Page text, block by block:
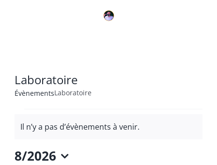
Laboratoire
ÉvènementsLaboratoire
Notice
Il n’y a pas d’évènements à venir.
8/2026